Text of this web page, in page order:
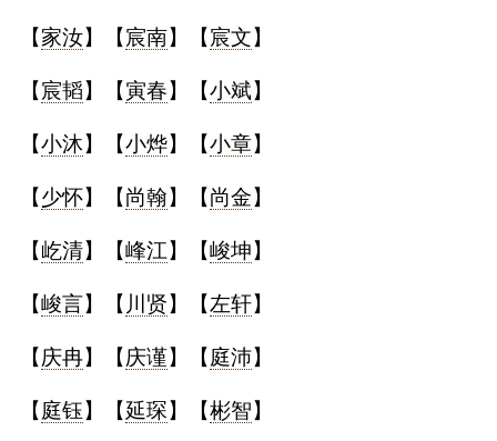
【家汝】【宸南】【宸文】
【宸韬】【寅春】【小斌】
【小沐】【小烨】【小章】
【少怀】【尚翰】【尚金】
【屹清】【峰江】【峻坤】
【峻言】【 川贤】【左轩】
【庆冉】【庆谨】【 庭沛】
【 庭钰】【延琛】【彬智】